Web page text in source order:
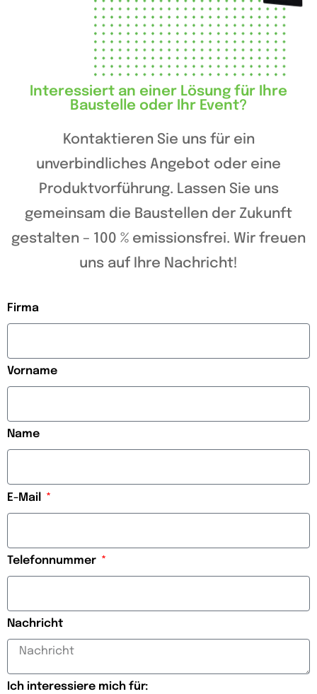
Interessiert an einer Lösung für Ihre
Baustelle oder Ihr Event?
Kontaktieren Sie uns für ein
unverbindliches Angebot oder eine
Produktvorführung. Lassen Sie uns
gemeinsam die Baustellen der Zukunft
gestalten – 100 % emissionsfrei. Wir freuen
uns auf Ihre Nachricht!
Firma
Vorname
Name
E-Mail
Telefonnummer
Nachricht
Ich interessiere mich für: